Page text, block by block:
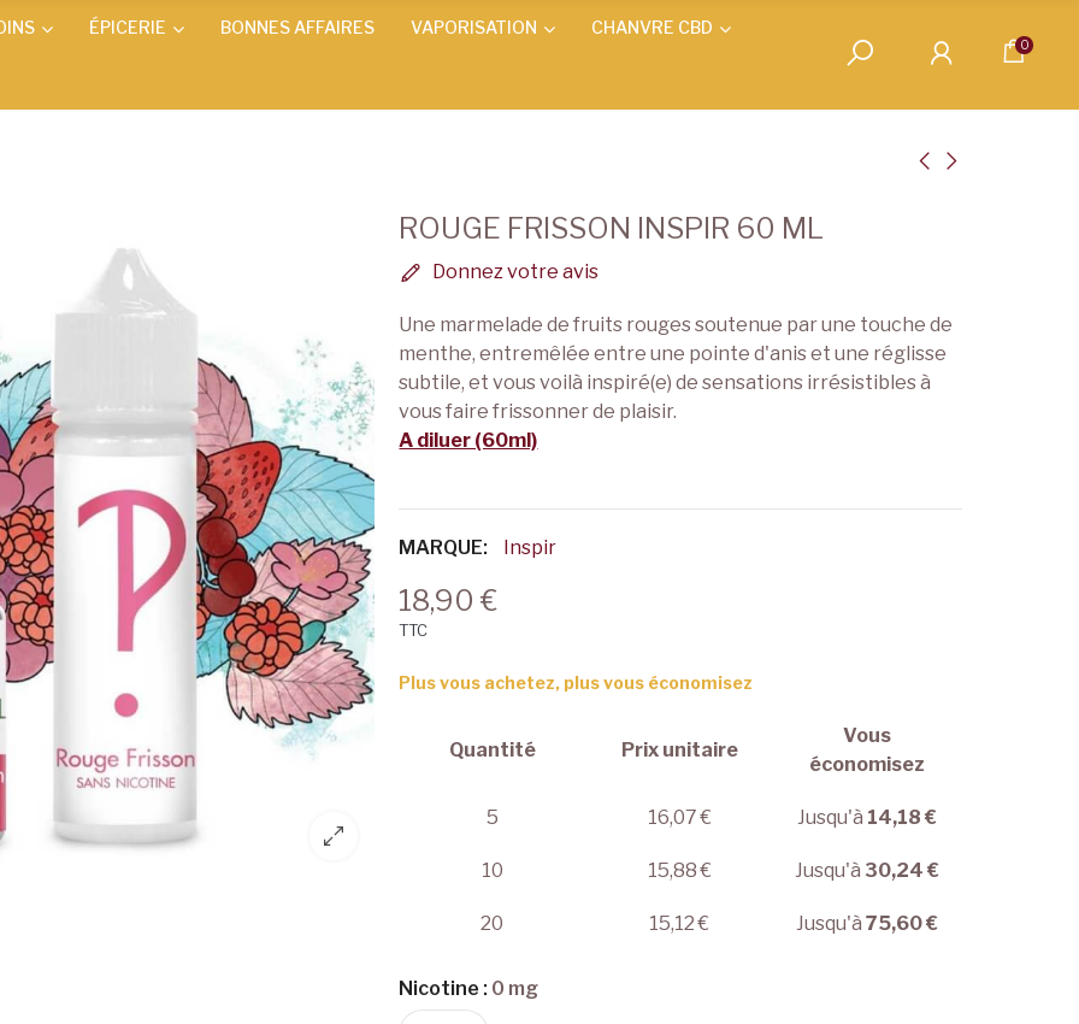
ÉPICERIE BONNES AFFAIRES VAPORISATION CHANVRE CBD
0
ROUGE FRISSON INSPIR 60 ML
Donnez votre avis
Une marmelade de fruits rouges soutenue par une touche de
menthe, entremêlée entre une pointe d'anis et une réglisse
subtile, et vous voilà inspiré(e) de sensations irrésistibles à
vous faire frissonner de plaisir.
A diluer (60ml)
MARQUE: Inspir
18,90 €
TTC
Plus vous achetez, plus vous économisez
Quantité Prix unitaire
Vous
économisez
5 16,07 € Jusqu'à 14,18 €
10 15,88 € Jusqu'à 30,24 €
20 15,12 € Jusqu'à75,60 €
Nicotine : 0 mg